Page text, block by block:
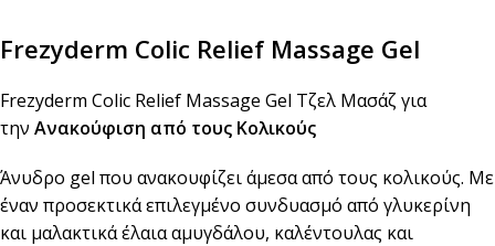
Frezyderm Colic Relief Massage Gel
Frezyderm Colic Relief Massage Gel Τζελ Μασάζ για
την Ανακούφιση από τους Κολικούς
Άνυδρο gel που ανακουφίζει άμεσα από τους κολικούς. Με
έναν προσεκτικά επιλεγμένο συνδυασμό από γλυκερίνη
και μαλακτικά έλαια αμυγδάλου, καλέντουλας και